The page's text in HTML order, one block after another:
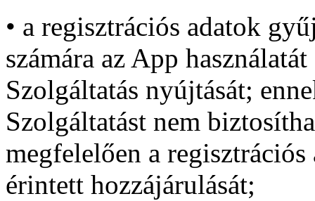
• a regisztrációs adatok
számára az App
Szolgáltatás nyújtását;
Szolgáltatást nem
megfelelően a
érintett hozzájárulását;